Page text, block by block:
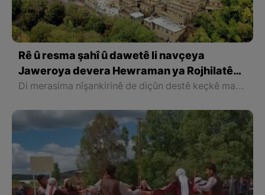
Rê û resma şahî û dawetê li navçeya
Jaweroya devera Hewraman ya Rojhilatê
Kurdistanê
Di merasima nîşankirinê de diçûn destê keçkê maç dikirin û bo dema hefteyek yan du hefteyan gustîlekî dixistin tiliya wê. Paşê diçûn marê dibirrîn û piştî marebirrînê, şêranî dixwarin. Digotin, eger şêranî hişk be, ji ber ku erzan e, hinek dirav jî ligel şêranî daynin